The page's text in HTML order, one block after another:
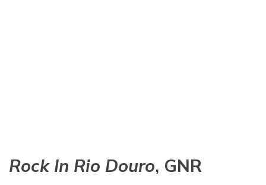
Rock In Rio Douro, GNR